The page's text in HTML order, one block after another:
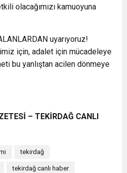
olacağımızı kamuoyuna
uyarıyoruz!
için, adalet için mücadeleye
bu yanlıştan acilen dönmeye
– TEKİRDAĞ CANLI
tekirdağ
tekirdağ canlı haber